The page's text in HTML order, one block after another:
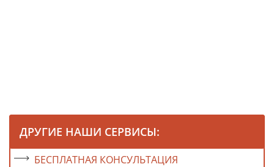
ДРУГИЕ НАШИ СЕРВИСЫ:
БЕСПЛАТНАЯ КОНСУЛЬТАЦИЯ